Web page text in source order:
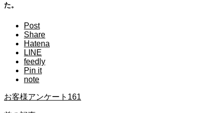
た。
Post
Share
Hatena
LINE
feedly
Pin it
note
お客様アンケート161